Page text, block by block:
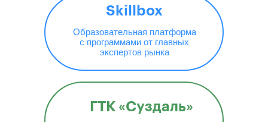
ГТК «Суздаль»
Skillbox
Образовательная платформа
с программами от главных
экспертов рынка